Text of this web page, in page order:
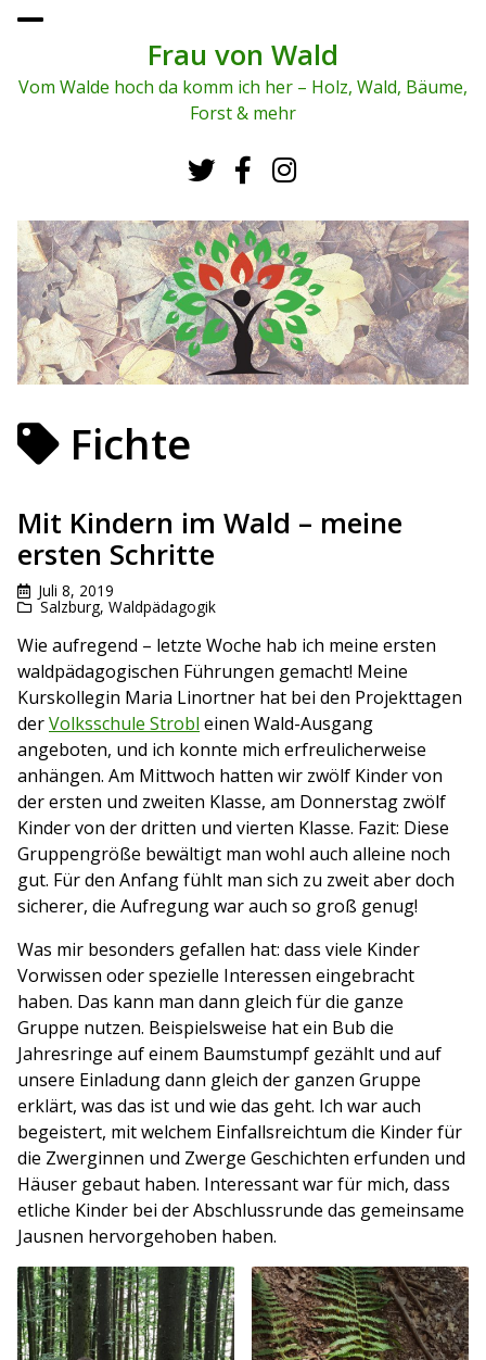
To
me
Frau von Wald
Vom Walde hoch da komm ich her – Holz, Wald, Bäume,
Forst & mehr
Fichte
Mit Kindern im Wald – meine
ersten Schritte
Juli 8, 2019
Salzburg, Waldpädagogik
Wie aufregend – letzte Woche hab ich meine ersten
waldpädagogischen Führungen gemacht! Meine
Kurskollegin Maria Linortner hat bei den Projekttagen
derVolksschule Strobl einen Wald-Ausgang
angeboten, und ich konnte mich erfreulicherweise
anhängen. Am Mittwoch hatten wir zwölf Kinder von
der ersten und zweiten Klasse, am Donnerstag zwölf
Kinder von der dritten und vierten Klasse. Fazit: Diese
Gruppengröße bewältigt man wohl auch alleine noch
gut. Für den Anfang fühlt man sich zu zweit aber doch
sicherer, die Aufregung war auch so groß genug!
Was mir besonders gefallen hat: dass viele Kinder
Vorwissen oder spezielle Interessen eingebracht
haben. Das kann man dann gleich für die ganze
Gruppe nutzen. Beispielsweise hat ein Bub die
Jahresringe auf einem Baumstumpf gezählt und auf
unsere Einladung dann gleich der ganzen Gruppe
erklärt, was das ist und wie das geht. Ich war auch
begeistert, mit welchem Einfallsreichtum die Kinder für
die Zwerginnen und Zwerge Geschichten erfunden und
Häuser gebaut haben. Interessant war für mich, dass
etliche Kinder bei der Abschlussrunde das gemeinsame
Jausnen hervorgehoben haben.